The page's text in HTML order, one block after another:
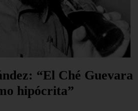
“El Ché Guevara
hipócrita”